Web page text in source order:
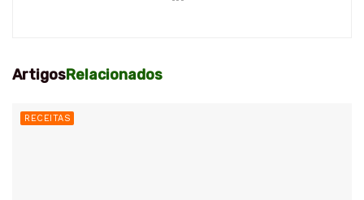
ArtigosRelacionados
RECEITAS